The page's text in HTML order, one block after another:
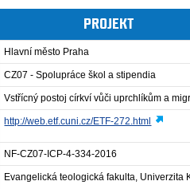
PROJEKT
Hlavní město Praha
CZ07 - Spolupráce škol a stipendia
Vstřícný postoj církví vůči uprchlíkům a
http://web.etf.cuni.cz/ETF-272.html
NF-CZ07-ICP-4-334-2016
Evangelická teologická fakulta, Univerzita